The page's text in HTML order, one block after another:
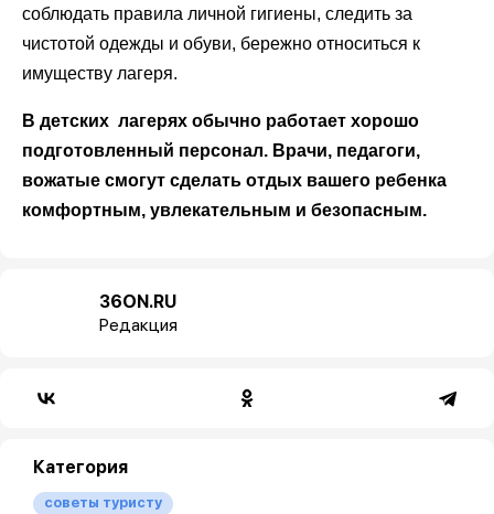
соблюдать правила личной гигиены, следить за
чистотой одежды и обуви, бережно относиться к
имуществу лагеря.
В детских лагерях обычно работает хорошо
подготовленный персонал. Врачи, педагоги,
вожатые смогут сделать отдых вашего ребенка
комфортным, увлекательным и безопасным.
36ON.RU
Редакция
Категория
советы туристу